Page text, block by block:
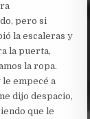
pero si
la escaleras y
la puerta,
la ropa.
le empecé a
dijo despacio,
que le